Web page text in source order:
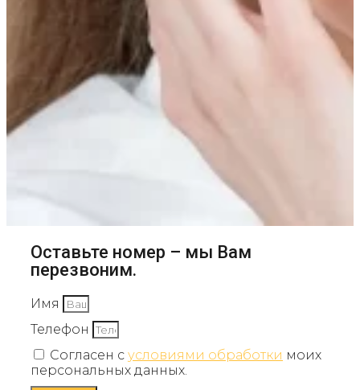
Оставьте номер – мы Вам
перезвоним.
Имя
Телефон
Согласен с условиями обработки моих
персональных данных.